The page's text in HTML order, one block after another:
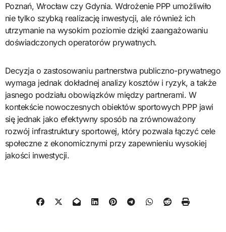
Poznań, Wrocław czy Gdynia. Wdrożenie PPP umożliwiło
nie tylko szybką realizację inwestycji, ale również ich
utrzymanie na wysokim poziomie dzięki zaangażowaniu
doświadczonych operatorów prywatnych.
Decyzja o zastosowaniu partnerstwa publiczno-prywatnego
wymaga jednak dokładnej analizy kosztów i ryzyk, a także
jasnego podziału obowiązków między partnerami. W
kontekście nowoczesnych obiektów sportowych PPP jawi
się jednak jako efektywny sposób na zrównoważony
rozwój infrastruktury sportowej, który pozwala łączyć cele
społeczne z ekonomicznymi przy zapewnieniu wysokiej
jakości inwestycji.